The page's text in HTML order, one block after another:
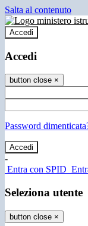
Salta al contenuto
Accedi
Accedi
button close ×
Password
-
Entra con SPID
Seleziona utente
button close ×